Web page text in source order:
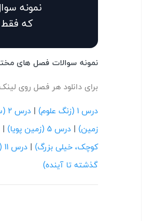
نمونه
که فقط
نمونه سوالات فصل های
برای دانلود هر فصل روی
درس 1 (زنگ علوم) درس 2 (سرگذشت دفتر من)
زمین)
درس 5 (زمین پویا)
کوچک، خیلی بزرگ)
درس 11 (شگفتی های برگ)
گذشته تا آینده)